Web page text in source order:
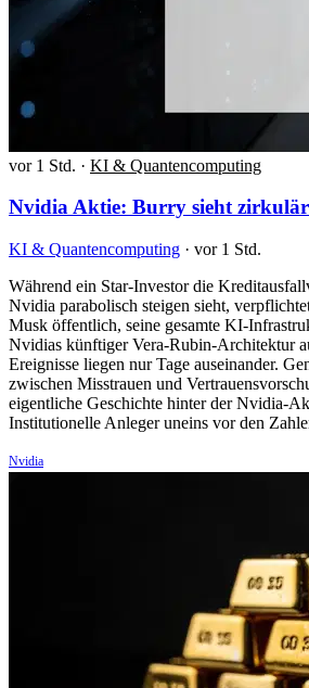
vor 1 Std. · KI & Quantencomputing
Nvidia Aktie: Burry sieht
KI & Quantencomputing · vor 1 Std.
Während ein Star-Investor die
Nvidia parabolisch steigen sieht,
Musk öffentlich, seine gesamte KI-
Nvidias künftiger Vera-Rubin-Architektur
Ereignisse liegen nur Tage auseinander.
zwischen Misstrauen und
eigentliche Geschichte hinter der Nvidia-
Institutionelle Anleger uneins vor den
Nvidia